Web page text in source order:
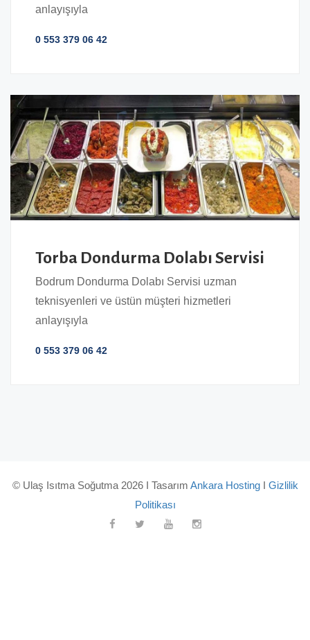
anlayışıyla
0 553 379 06 42
Torba Dondurma Dolabı Servisi
Bodrum Dondurma Dolabı Servisi uzman
teknisyenleri ve üstün müşteri hizmetleri
anlayışıyla
0 553 379 06 42
© Ulaş Isıtma Soğutma 2026 I Tasarım Ankara HostingI Gizlilik
Politikası